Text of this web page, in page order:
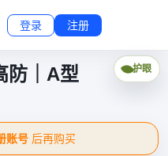
登录 注册
防｜A型
账号 后再购买
护眼